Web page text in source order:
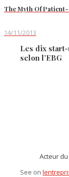
The Myth Of
14/11/2013
Les dix
selon l’EBG
Acteur
See on